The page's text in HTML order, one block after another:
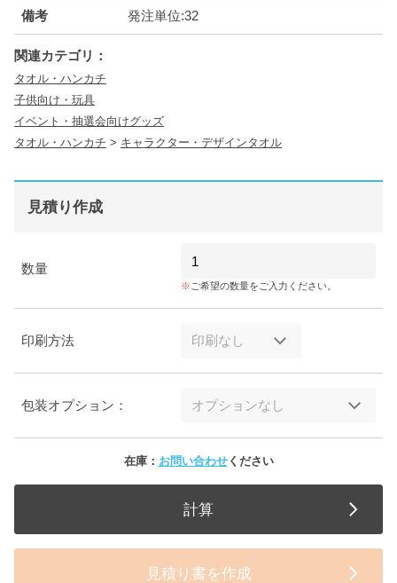
備考 発注単位:32
関連カテゴリ：
タオル・ハンカチ
子供向け・玩具
イベント・抽選会向けグッズ
タオル・ハンカチ > キャラクター・デザインタオル
見積り作成
数量
ご希望の数量をご入力ください。
印刷方法
包装オプション：
在庫： お問い合わせください
計算
見積り書を作成